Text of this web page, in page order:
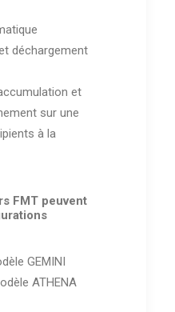
déchargement
et
sur une
à la
FMT peuvent
GEMINI
ATHENA